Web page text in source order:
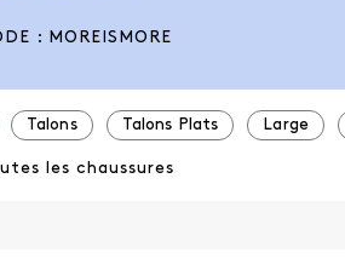
: MOREISMORE
Talons Talons Plats Large
les chaussures